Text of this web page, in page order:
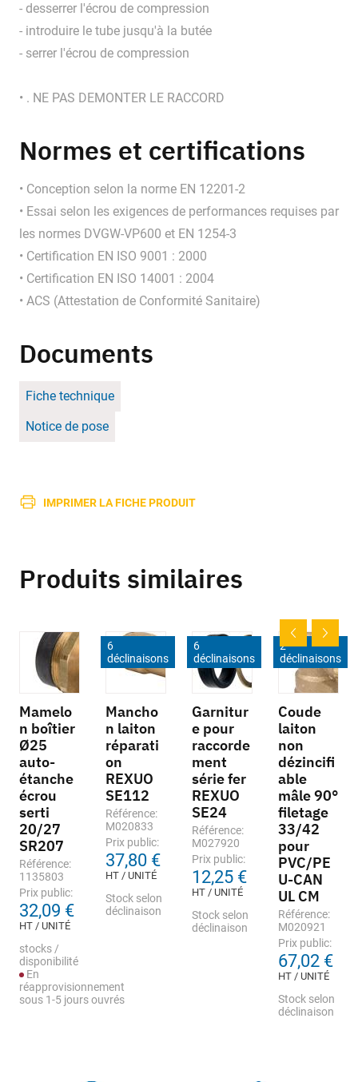
- desserrer l'écrou de compression
- introduire le tube jusqu'à la butée
- serrer l'écrou de compression
• . NE PAS DEMONTER LE RACCORD
Normes et certifications
• Conception selon la norme EN 12201-2
• Essai selon les exigences de performances requises par
les normes DVGW-VP600 et EN 1254-3
• Certification EN ISO 9001 : 2000
• Certification EN ISO 14001 : 2004
• ACS (Attestation de Conformité Sanitaire)
Documents
Fiche technique
Notice de pose
IMPRIMER LA FICHE PRODUIT
Produits similaires
Mamelo
n boîtier
Ø25
auto-
étanche
écrou
serti
20/27
SR207
Référence:
1135803
Prix public:
32,09 €
HT / UNITÉ
stocks /
disponibilité
En
réapprovisionnement
sous 1-5 jours ouvrés
6
déclinaisons
Mancho
n laiton
réparati
on
REXUO
SE112
Référence:
M020833
Prix public:
37,80 €
HT / UNITÉ
Stock selon
déclinaison
6
déclinaisons
Garnitur
e pour
raccorde
ment
série fer
REXUO
SE24
Référence:
M027920
Prix public:
12,25 €
HT / UNITÉ
Stock selon
déclinaison
2
déclinaisons
Coude
laiton
non
dézincifi
able
mâle 90°
filetage
33/42
pour
PVC/PE
U-CAN
UL CM
Référence:
M020921
Prix public:
67,02 €
HT / UNITÉ
Stock selon
déclinaison